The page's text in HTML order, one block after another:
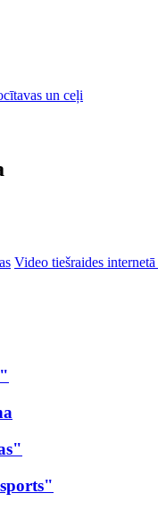
un ceļi
Video tiešraides